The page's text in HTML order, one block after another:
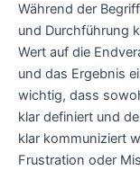
Während der
und Durchführung
Wert auf die
und das Ergebnis
wichtig, dass
klar definiert und
klar kommuniziert
Frustration oder